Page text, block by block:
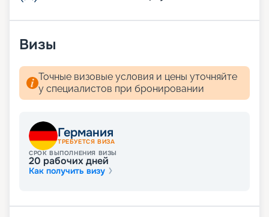
Визы
Точные визовые условия и цены уточняйте
у специалистов при бронировании
Германия
ТРЕБУЕТСЯ ВИЗА
СРОК ВЫПОЛНЕНИЯ ВИЗЫ
20 рабочих дней
Как получить визу